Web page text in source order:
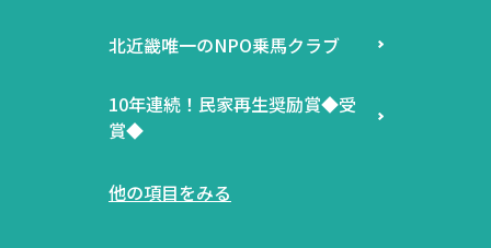
北近畿唯一のNPO乗馬クラブ
10年連続！民家再生奨励賞◆受
賞◆
他の項目をみる